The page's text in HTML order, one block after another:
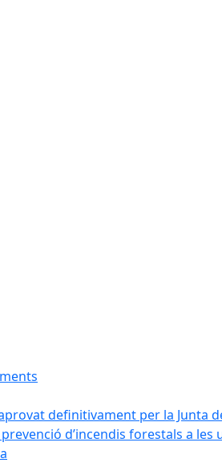
definitivament per la Junta
d’incendis forestals a